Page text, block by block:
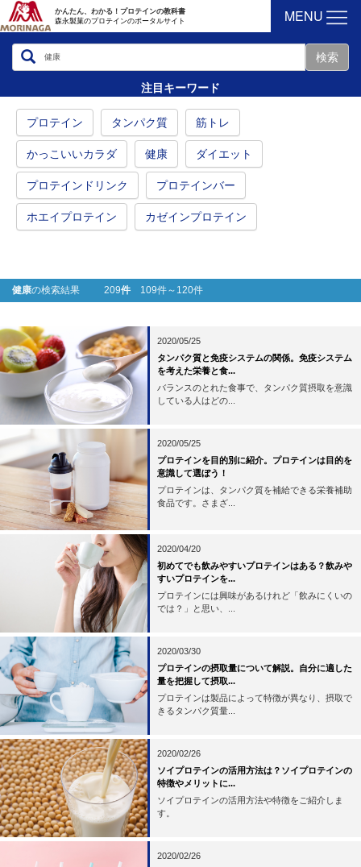
かんたん、わかる！プロテインの教科書
森永製菓のプロテインのポータルサイト
MENU
注目キーワード
プロテイン タンパク質 筋トレ
かっこいいカラダ 健康 ダイエット
プロテインドリンク プロテインバー
ホエイプロテイン カゼインプロテイン
健康の検索結果 209件 109件～120件
2020/05/25
タンパク質と免疫システムの関係。免疫システム
を考えた栄養と食...
バランスのとれた食事で、タンパク質摂取を意識
している人はどの...
2020/05/25
プロテインを目的別に紹介。プロテインは目的を
意識して選ぼう！
プロテインは、タンパク質を補給できる栄養補助
食品です。さまざ...
2020/04/20
初めてでも飲みやすいプロテインはある？飲みや
すいプロテインを...
プロテインには興味があるけれど「飲みにくいの
では？」と思い、...
2020/03/30
プロテインの摂取量について解説。自分に適した
量を把握して摂取...
プロテインは製品によって特徴が異なり、摂取で
きるタンパク質量...
2020/02/26
ソイプロテインの活用方法は？ソイプロテインの
特徴やメリットに...
ソイプロテインの活用方法や特徴をご紹介しま
す。
2020/02/26